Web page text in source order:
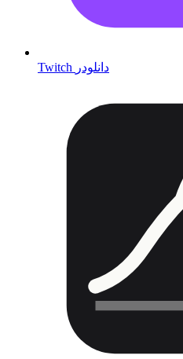
Twitch دانلودر